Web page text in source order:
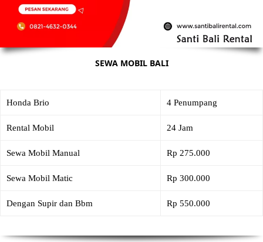
SEWA MOBIL BALI
Honda Brio 4 Penumpang
Rental Mobil 24 Jam
Sewa Mobil Manual Rp 275.000
Sewa Mobil Matic Rp 300.000
Dengan Supir dan Bbm Rp 550.000